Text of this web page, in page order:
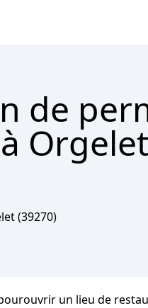
de
(39270)
un lieu de